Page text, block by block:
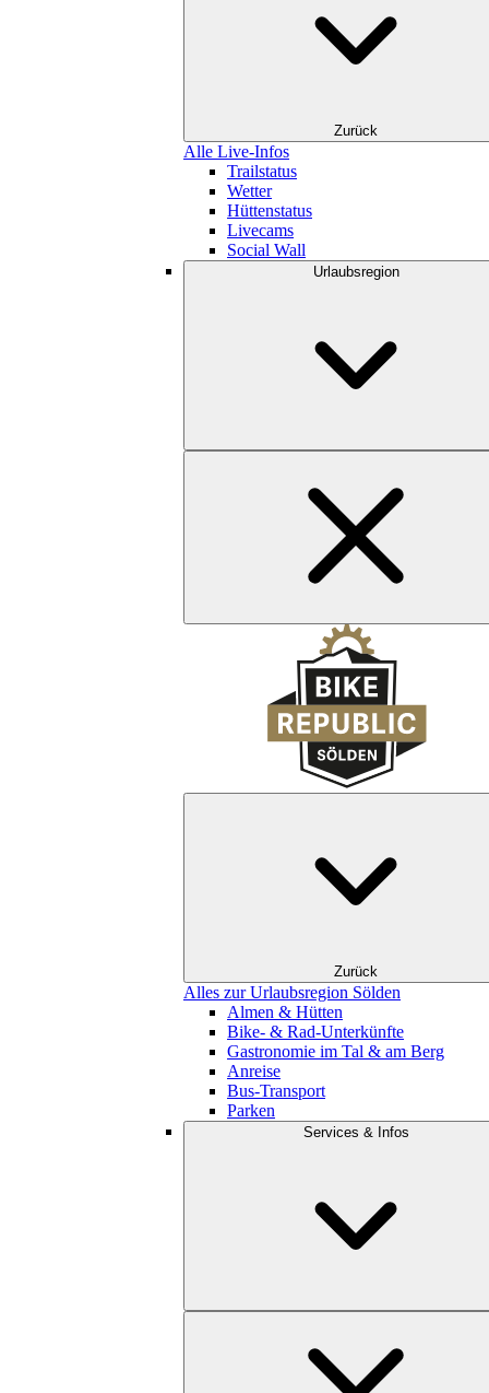
Zurück
Alle Live-Infos
Trailstatus
Wetter
Hüttenstatus
Livecams
Social Wall
Urlaubsregion
Zurück
Alles zur Urlaubsregion Sölden
Almen & Hütten
Bike- & Rad-Unterkünfte
Gastronomie im Tal & am Berg
Anreise
Bus-Transport
Parken
Services & Infos